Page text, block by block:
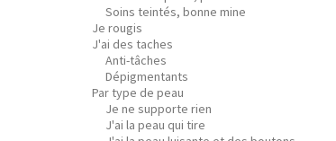
Soins teintés, bonne mine
Je rougis
J'ai des taches
Anti-tâches
Dépigmentants
Par type de peau
Je ne supporte rien
J'ai la peau qui tire